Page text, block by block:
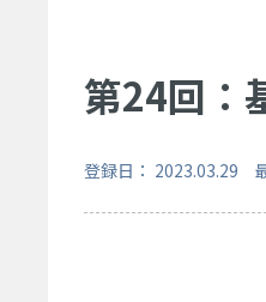
第24回：
登録日： 2023.03.29